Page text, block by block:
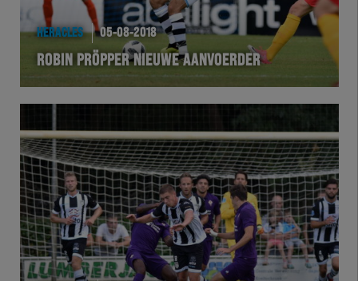
Academie
HERACLES 05-08-2018
ROBIN PRÖPPER NIEUWE AANVOERDER